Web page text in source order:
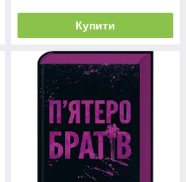
Купити